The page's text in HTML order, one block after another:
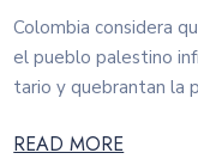
Colombia considera
el pueblo palestino
tario y quebrantan la
READ MORE